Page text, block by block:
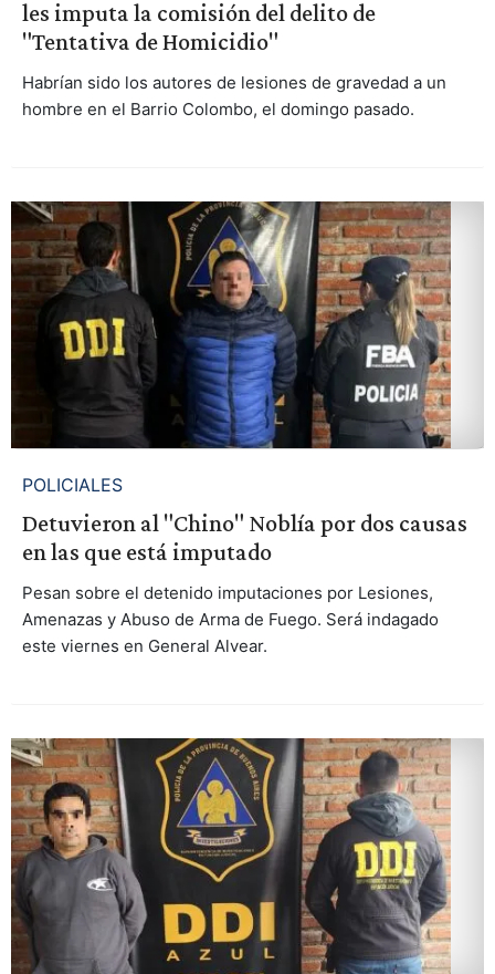
les imputa la comisión del delito de
"Tentativa de Homicidio"
Habrían sido los autores de lesiones de gravedad a un
hombre en el Barrio Colombo, el domingo pasado.
POLICIALES
Detuvieron al "Chino" Noblía por dos causas
en las que está imputado
Pesan sobre el detenido imputaciones por Lesiones,
Amenazas y Abuso de Arma de Fuego. Será indagado
este viernes en General Alvear.